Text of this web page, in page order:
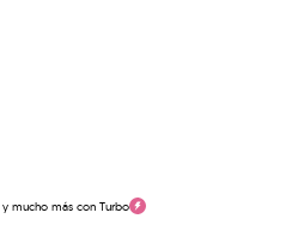
y mucho más con Turbo